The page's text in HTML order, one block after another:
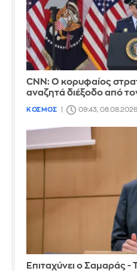
CNN: Ο κορυφαίος
αναζητά διέξοδο από
ΚΟΣΜΟΣ 09:43, 08.08.2026
Επιταχύνει ο Σαμαράς -